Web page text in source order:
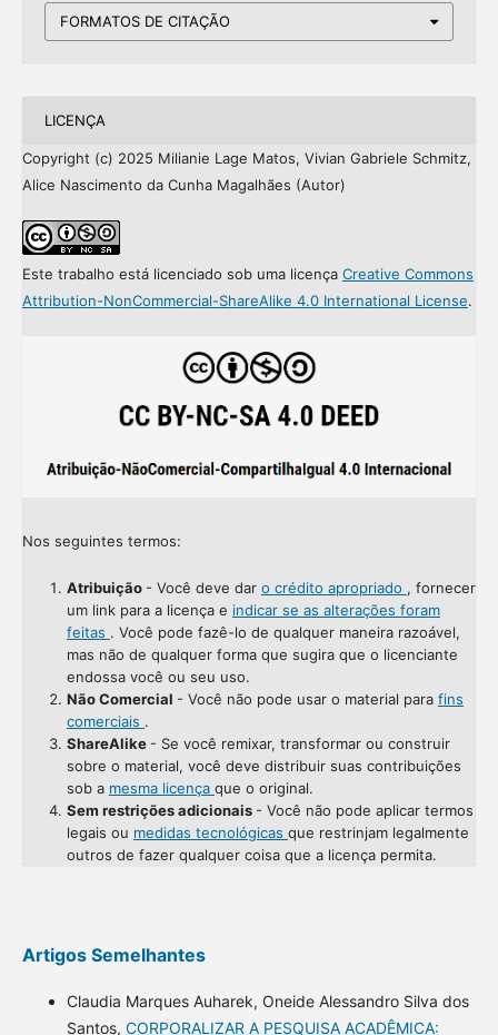
FORMATOS DE CITAÇÃO
LICENÇA
Copyright (c) 2025 Milianie Lage Matos, Vivian Gabriele Schmitz,
Alice Nascimento da Cunha Magalhães (Autor)
Este trabalho está licenciado sob uma licença Creative Commons
Attribution-NonCommercial-ShareAlike 4.0 International License.
Nos seguintes termos:
Atribuição - Você deve dar o crédito apropriado , fornecer
um link para a licença e indicar se as alterações foram
feitas . Você pode fazê-lo de qualquer maneira razoável,
mas não de qualquer forma que sugira que o licenciante
endossa você ou seu uso.
Não Comercial - Você não pode usar o material para fins
comerciais .
ShareAlike - Se você remixar, transformar ou construir
sobre o material, você deve distribuir suas contribuições
sob a mesma licença que o original.
Sem restrições adicionais - Você não pode aplicar termos
legais ou medidas tecnológicas que restrinjam legalmente
outros de fazer qualquer coisa que a licença permita.
Artigos Semelhantes
Claudia Marques Auharek, Oneide Alessandro Silva dos
Santos, CORPORALIZAR A PESQUISA ACADÊMICA: